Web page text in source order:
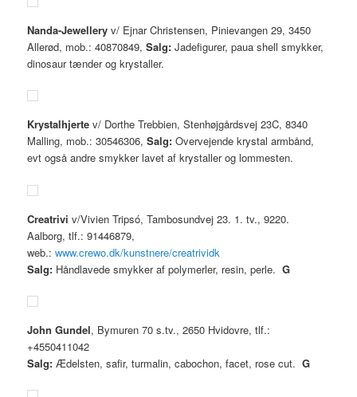
Nanda-Jewellery v/ Ejnar Christensen, Pinievangen 29, 3450
Allerød, mob.: 40870849,Salg: Jadefigurer, paua shell smykker,
dinosaur tænder og krystaller.
Krystalhjerte v/ Dorthe Trebbien, Stenhøjgårdsvej 23C, 8340
Malling, mob.: 30546306,Salg: Overvejende krystal armbånd,
evt også andre smykker lavet af krystaller og lommesten.
Creatrivi v/Vivien Tripsó, Tambosundvej 23. 1. tv., 9220.
Aalborg, tlf.: 91446879,
web.:www.crewo.dk/kunstnere/creatrividk
Salg: Håndlavede smykker af polymerler, resin, perle.G
John Gundel, Bymuren 70 s.tv., 2650 Hvidovre, tlf.:
+4550411042
Salg: Ædelsten, safir, turmalin, cabochon, facet, rose cut.G